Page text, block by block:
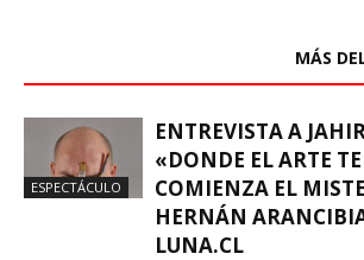
MÁS
ESPECTÁCULO
ENTREVISTA A
«DONDE EL ARTE
COMIENZA EL
HERNÁN
LUNA.CL